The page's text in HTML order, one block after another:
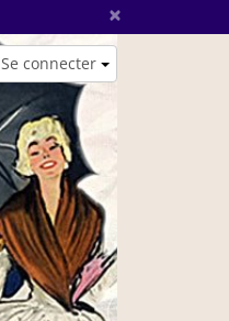
×
Se connecter